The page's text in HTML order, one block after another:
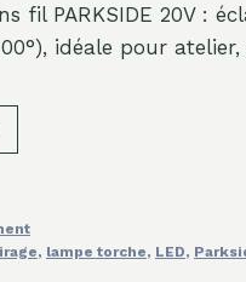
fil PARKSIDE 20V :
idéale pour
, lampe torche, LED,